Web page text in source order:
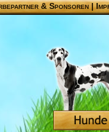
& Sponsoren|